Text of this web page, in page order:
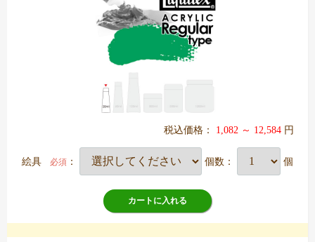
税込価格： 1,082 ～ 12,584 円
絵具 必須 ： 個数： 個
カートに入れる